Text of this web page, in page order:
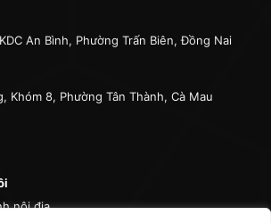
An Bình, Phường Trấn Biên, Đồng Nai
Khóm 8, Phường Tân Thành, Cà Mau
nội địa